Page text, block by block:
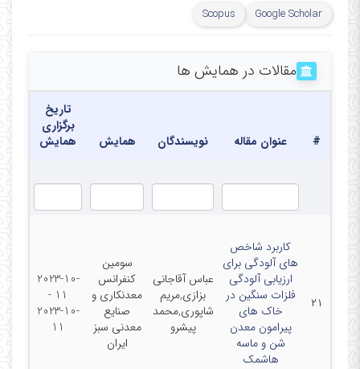
Google Scholar
Scopus
مقالات در همایش ها
# عنوان مقاله نویسندگان همایش
تاریخ
برگزاری
همایش
۲۱
کاربرد شاخص
های آلودگی برای
ارزیابی آلودگی
فلزات سنگین در
خاک های
پیرامون معدن
شن و ماسه
هاشمک
عباس آقاجانی
بزازی,مریم
شاپوری,محمد
پیشرو
سومین
کنفرانس
معدنکاری و
صنایع
معدنی سبز
ایران
2023-10-
11 -
2023-10-
11